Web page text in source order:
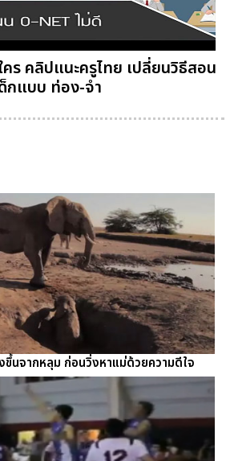
ร คลิปแนะครูไทย เปลี่ยนวิธีสอน
กแบบ ท่อง-จำ
ขึ้นจากหลุม ก่อนวิ่งหาแม่ด้วยความดีใจ